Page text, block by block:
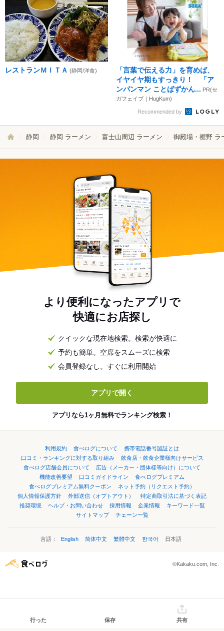
レストランＭＩＴＡ (静岡/洋食)
「言葉で伝える力」を育めば、
イヤイヤ期もすっきり！ 「ア
ンパンマン ことばずかん... PR(セ
ガフェイブ｜HugKum)
Recommended by
静岡 静岡 ラーメン 富士山周辺 ラーメン 御殿場・裾野 ラ
より便利になったアプリで
快適にお店探し
クイックな現在地検索。検索が快適に
予約も簡単。空席をスムーズに検索
会員登録なし。すぐに利用開始
アプリで開く
アプリなら1ヶ月無料でランキング検索！
利用規約 食べログについて
携帯電話番号認証とは
口コミ・ランキングに対する取り組み
飲食店・飲食企業様向けサービス
食べログ店舗会員について
広告（メーカー・団体様等向け）について
機能改善要望
口コミガイドライン
食べログプレミアム
食べログプレミアム無料クーポン
ネット予約（リクエスト予約）
個人情報保護方針
外部送信（オプトアウト）
特定商取引法に基づく表記
推奨環境
ヘルプ・お問い合わせ 採用情報 企業情報
キーワード一覧
サイトマップ
チェーン一覧
言語： English 简体中文 繁體中文 한국어 日本語
©Kakaku.com, Inc.
行った 保存 共有